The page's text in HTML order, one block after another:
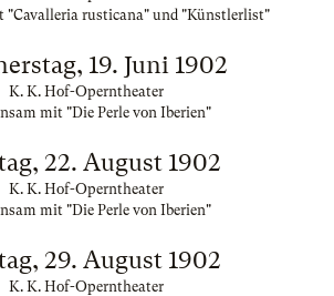
"Cavalleria rusticana" und "Künstlerlist"
19. Juni 1902
K. K. Hof-Operntheater
mit "Die Perle von Iberien"
22. August 1902
K. K. Hof-Operntheater
mit "Die Perle von Iberien"
29. August 1902
K. K. Hof-Operntheater